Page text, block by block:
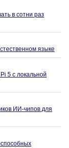
в сотни раз
языке
5 с локальной
ИИ-чипов для